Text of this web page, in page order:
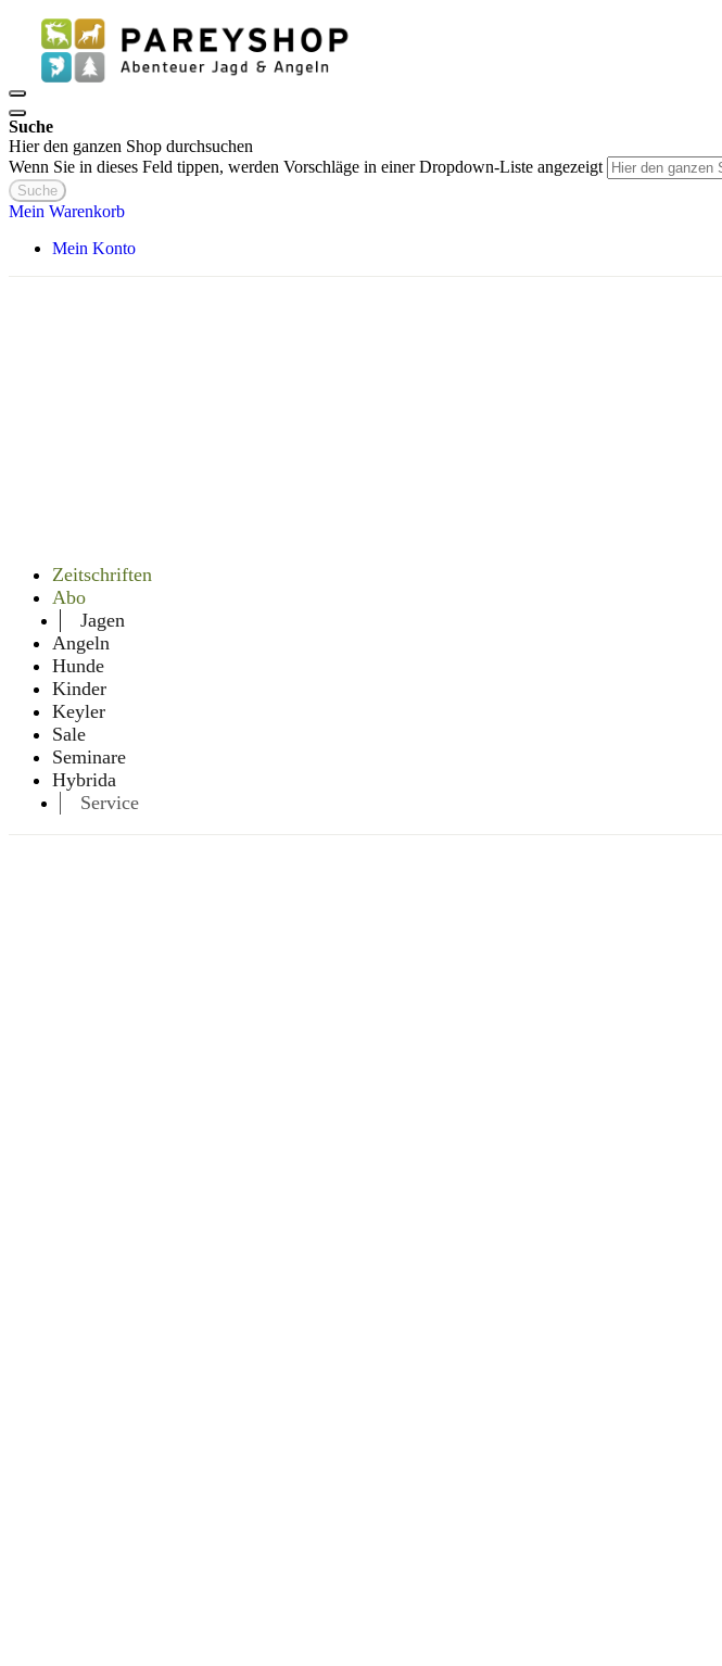
Suche
Hier den ganzen Shop durchsuchen
Wenn Sie in dieses Feld tippen, werden Vorschläge in einer Dropdown-Liste angezeigt
Suche
Mein Warenkorb
Mein Konto
Zeitschriften
Abo
Jagen
Angeln
Hunde
Kinder
Keyler
Sale
Seminare
Hybrida
Service